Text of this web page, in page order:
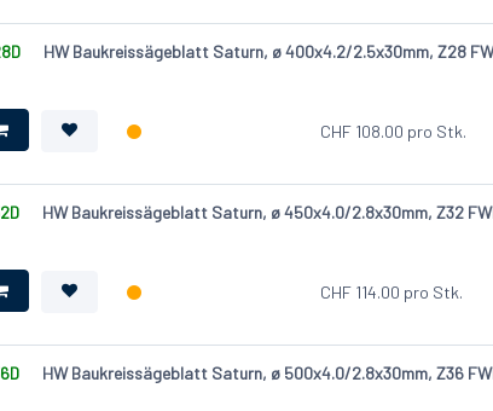
HW Baukreissägeblatt Saturn, ø 400x4.2/2.5x30mm, Z28
CHF 108.00 pro Stk.
HW Baukreissägeblatt Saturn, ø 450x4.0/2.8x30mm, Z32
CHF 114.00 pro Stk.
HW Baukreissägeblatt Saturn, ø 500x4.0/2.8x30mm, Z36